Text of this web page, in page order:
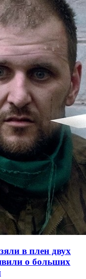
в плен двух
о больших